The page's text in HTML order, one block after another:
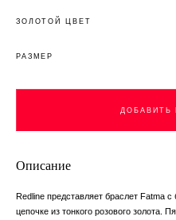
ЗОЛОТОЙ ЦВЕТ
РАЗМЕР
ДОБАВИТЬ
ДОБАВИТЬ
Описание
Redline представляет браслет Fatma
цепочке из тонкого розового золота.